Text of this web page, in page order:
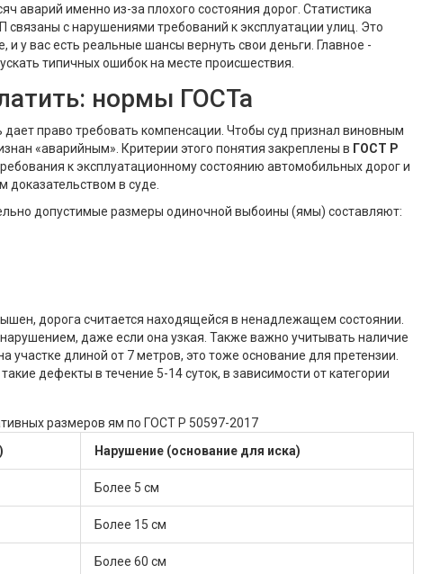
аварий именно из-за плохого состояния дорог. Статистика
с нарушениями требований к эксплуатации улиц. Это
и у вас есть реальные шансы вернуть свои деньги. Главное -
типичных ошибок на месте происшествия.
нормы ГОСТа
право требовать компенсации. Чтобы суд признал виновным
«аварийным». Критерии этого понятия закреплены в ГОСТ Р
к эксплуатационному состоянию автомобильных дорог и
доказательством в суде.
допустимые размеры одиночной выбоины (ямы) составляют:
дорога считается находящейся в ненадлежащем состоянии.
даже если она узкая. Также важно учитывать наличие
участке длиной от 7 метров, это тоже основание для претензии.
дефекты в течение 5-14 суток, в зависимости от категории
размеров ям по ГОСТ Р 50597-2017
Нарушение (основание для иска)
Более 5 см
Более 15 см
Более 60 см